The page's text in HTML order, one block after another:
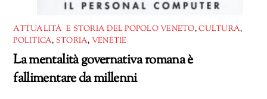
ATTUALITÀ E STORIA DEL POPOLO VENETO,CULTURA,
POLITICA, STORIA, VENETIE
La mentalità governativa romana è
fallimentare da millenni